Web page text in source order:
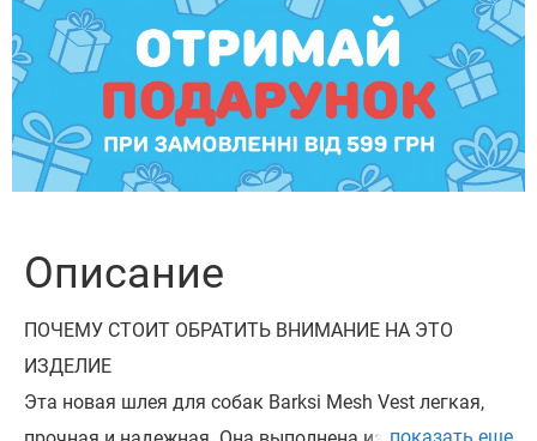
Описание
ПОЧЕМУ СТОИТ ОБРАТИТЬ ВНИМАНИЕ НА ЭТО
ИЗДЕЛИЕ
Эта новая шлея для собак Barksi Mesh Vest легкая,